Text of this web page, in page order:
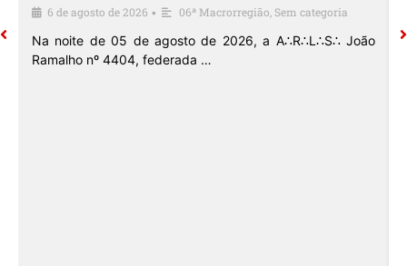
6 de agosto de 2026 • 06ª Macrorregião Sem categoria
Na noite de 05 de agosto de 2026, a A∴R∴L∴S∴ João
Ramalho nº 4404, federada …